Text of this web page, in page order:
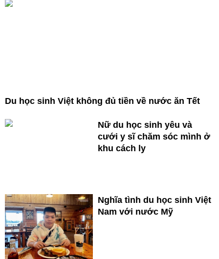
Du học sinh Việt không đủ tiền về nước ăn Tết
Nữ du học sinh yêu và
cưới y sĩ chăm sóc mình ở
khu cách ly
Nghĩa tình du học sinh Việt
Nam với nước Mỹ